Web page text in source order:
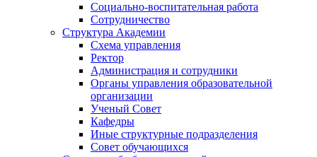
Социально-воспитательная работа
Сотрудничество
Структура Академии
Схема управления
Ректор
Администрация и сотрудники
Органы управления образовательной
организации
Ученый Совет
Кафедры
Иные структурные подразделения
Совет обучающихся